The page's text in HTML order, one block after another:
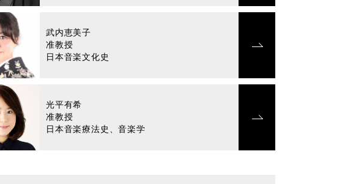
武内恵美子
准教授
日本音楽文化史
光平有希
准教授
日本音楽療法史、音楽学